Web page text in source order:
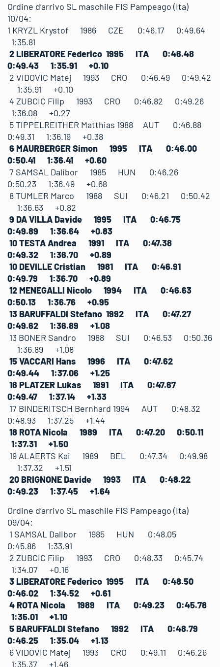
Ordine d’arrivo SL maschile FIS Pampeago (Ita)
10/04:
1 KRYZL Krystof 1986 CZE 0:46.17 0:49.64
1:35.81
2 LIBERATORE Federico 1995 ITA 0:46.48
0:49.43 1:35.91 +0.10
2 VIDOVIC Matej 1993 CRO 0:46.49 0:49.42
1:35.91 +0.10
4 ZUBCIC Filip 1993 CRO 0:46.82 0:49.26
1:36.08 +0.27
5 TIPPELREITHER Matthias 1988 AUT 0:46.88
0:49.31 1:36.19 +0.38
6 MAURBERGER Simon 1995 ITA 0:46.00
0:50.41 1:36.41 +0.60
7 SAMSAL Dalibor 1985 HUN 0:46.26
0:50.23 1:36.49 +0.68
8 TUMLER Marco 1988 SUI 0:46.21 0:50.42
1:36.63 +0.82
9 DA VILLA Davide 1995 ITA 0:46.75
0:49.89 1:36.64 +0.83
10 TESTA Andrea 1991 ITA 0:47.38
0:49.32 1:36.70 +0.89
10 DEVILLE Cristian 1981 ITA 0:46.91
0:49.79 1:36.70 +0.89
12 MENEGALLI Nicolo 1994 ITA 0:46.63
0:50.13 1:36.76 +0.95
13 BARUFFALDI Stefano 1992 ITA 0:47.27
0:49.62 1:36.89 +1.08
13 BONER Sandro 1988 SUI 0:46.53 0:50.36
1:36.89 +1.08
15 VACCARI Hans 1996 ITA 0:47.62
0:49.44 1:37.06 +1.25
16 PLATZER Lukas 1991 ITA 0:47.67
0:49.47 1:37.14 +1.33
17 BINDERITSCH Bernhard 1994 AUT 0:48.32
0:48.93 1:37.25 +1.44
18 ROTA Nicola 1989 ITA 0:47.20 0:50.11
1:37.31 +1.50
19 ALAERTS Kai 1989 BEL 0:47.34 0:49.98
1:37.32 +1.51
20 BRIGNONE Davide 1993 ITA 0:48.22
0:49.23 1:37.45 +1.64
Ordine d’arrivo SL maschile FIS Pampeago (Ita)
09/04:
1 SAMSAL Dalibor 1985 HUN 0:48.05
0:45.86 1:33.91
2 ZUBCIC Filip 1993 CRO 0:48.33 0:45.74
1:34.07 +0.16
3 LIBERATORE Federico 1995 ITA 0:48.50
0:46.02 1:34.52 +0.61
4 ROTA Nicola 1989 ITA 0:49.23 0:45.78
1:35.01 +1.10
5 BARUFFALDI Stefano 1992 ITA 0:48.79
0:46.25 1:35.04 +1.13
6 VIDOVIC Matej 1993 CRO 0:49.11 0:46.26
1:35.37 +1.46